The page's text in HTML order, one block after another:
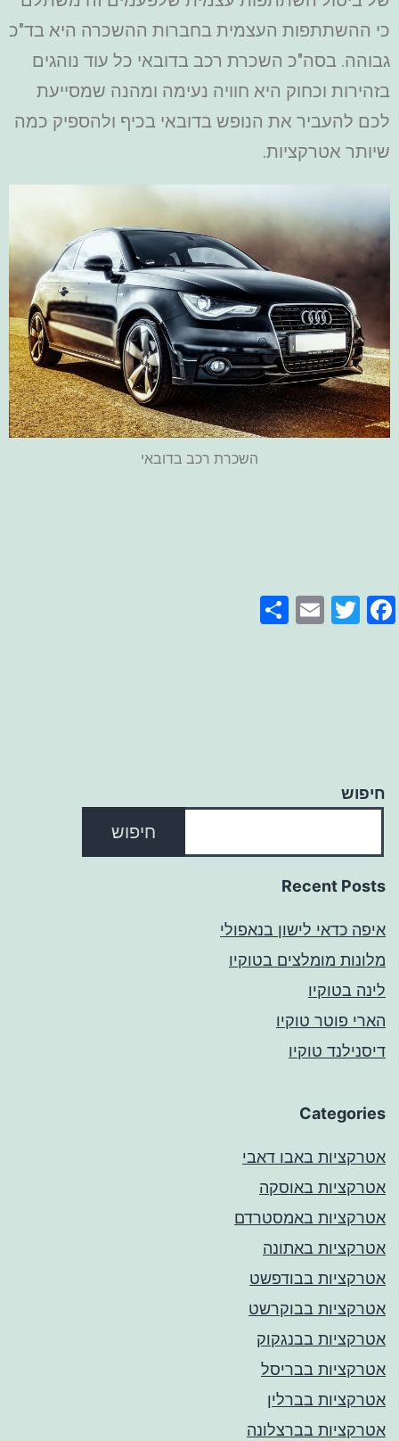
כי ההשתתפות העצמית בחברות ההשכרה היא בד"כ
גבוהה. בסה"כ השכרת רכב בדובאי כל עוד נוהגים
בזהירות וכחוק היא חוויה נעימה ומהנה שמסייעת
לכם להעביר את הנופש בדובאי בכיף ולהספיק כמה
שיותר אטרקציות.
השכרת רכב בדובאי
Facebook
Twitter
Email
חיפוש
חיפוש
Recent Posts
איפה כדאי לישון בנאפולי
מלונות מומלצים בטוקיו
לינה בטוקיו
הארי פוטר טוקיו
דיסנילנד טוקיו
Categories
אטרקציות באבו דאבי
אטרקציות באוסקה
אטרקציות באמסטרדם
אטרקציות באתונה
אטרקציות בבודפשט
אטרקציות בבוקרשט
אטרקציות בבנגקוק
אטרקציות בבריסל
אטרקציות בברלין
אטרקציות בברצלונה